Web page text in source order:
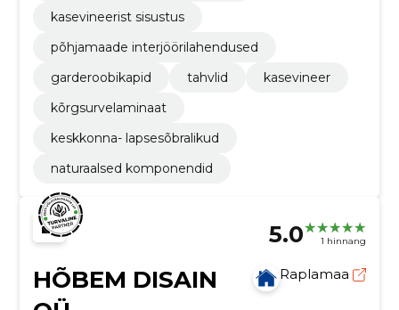
kasevineerist sisustus
põhjamaade interjöörilahendused
garderoobikapid
tahvlid
kasevineer
kõrgsurvelaminaat
keskkonna- lapsesõbralikud
naturaalsed komponendid
5.0 1 hinnang
HÕBEM DISAIN
Raplamaa